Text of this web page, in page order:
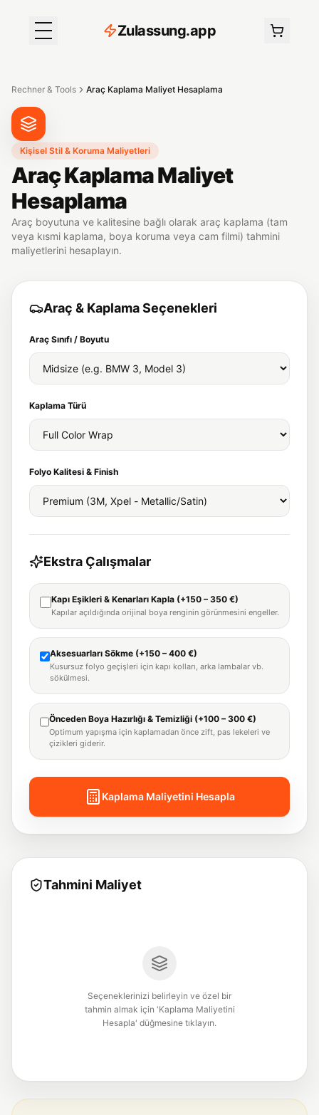
Zulassung.app
Rechner & Tools Araç Kaplama Maliyet Hesaplama
Kişisel Stil & Koruma Maliyetleri
Araç Kaplama Maliyet
Hesaplama
Araç boyutuna ve kalitesine bağlı olarak araç kaplama (tam
veya kısmi kaplama, boya koruma veya cam filmi) tahmini
maliyetlerini hesaplayın.
Araç & Kaplama Seçenekleri
Araç Sınıfı / Boyutu
Kaplama Türü
Folyo Kalitesi & Finish
Ekstra Çalışmalar
Kapı Eşikleri & Kenarları Kapla (+150 – 350 €)
Kapılar açıldığında orijinal boya renginin görünmesini engeller.
Aksesuarları Sökme (+150 – 400 €)
Kusursuz folyo geçişleri için kapı kolları, arka lambalar vb.
sökülmesi.
Önceden Boya Hazırlığı & Temizliği (+100 – 300 €)
Optimum yapışma için kaplamadan önce zift, pas lekeleri ve
çizikleri giderir.
Kaplama Maliyetini Hesapla
Tahmini Maliyet
Seçeneklerinizi belirleyin ve özel bir
tahmin almak için 'Kaplama Maliyetini
Hesapla' düğmesine tıklayın.